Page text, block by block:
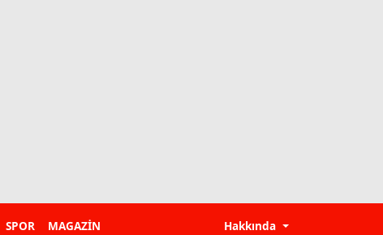
SPOR MAGAZİN Hakkında